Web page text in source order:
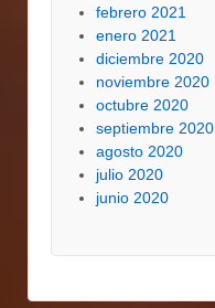
febrero 2021
enero 2021
diciembre 2020
noviembre 2020
octubre 2020
septiembre 2020
agosto 2020
julio 2020
junio 2020